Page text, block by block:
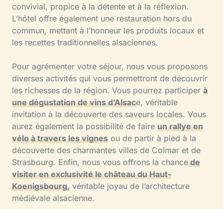
convivial, propice à la détente et à la réflexion.
L’hôtel offre également une restauration hors du
commun, mettant à l’honneur les produits locaux et
les recettes traditionnelles alsaciennes.
Pour agrémenter votre séjour, nous vous proposons
diverses activités qui vous permettront de découvrir
les richesses de la région. Vous pourrez participer à
une dégustation de vins d’Alsace, véritable
invitation à la découverte des saveurs locales. Vous
aurez également la possibilité de faire un rallye en
vélo à travers les vignes ou de partir à pied à la
découverte des charmantes villes de Colmar et de
Strasbourg. Enfin, nous vous offrons la chancede
visiter en exclusivité le château du Haut-
Koenigsbourg, véritable joyau de l’architecture
médiévale alsacienne.